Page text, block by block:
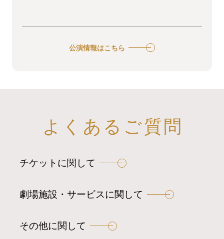
公演情報はこちら
よくあるご質問
チケットに関して
劇場施設・サービスに関して
その他に関して